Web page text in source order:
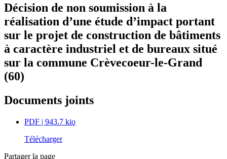
Décision de non soumission à la
réalisation d’une étude d’impact portant
sur le projet de construction de bâtiments
à caractère industriel et de bureaux situé
sur la commune Crèvecoeur-le-Grand
(60)
Documents joints
PDF | 943.7 kio
Télécharger
Partager la page